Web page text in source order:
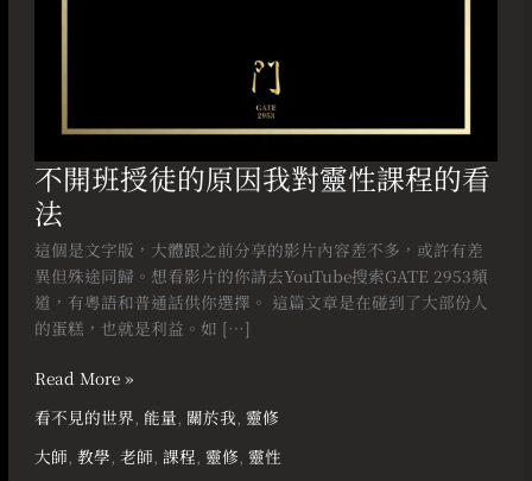
不開班授徒的原因我對靈性課程的看
法
這個是文字版，大體跟之前分享的影片內容差不多，或許有差
異但殊途同歸。想看影片的你請去YouTube搜索GATE 2953頻
道，有粵語和普通話供你選擇。 這篇文章是在碰到了大部份人
的蛋糕，也就是利益。如 […]
Read More »
看不見的世界, 能量, 關於我,靈修
大師,教學,老師,課程,靈修,靈性